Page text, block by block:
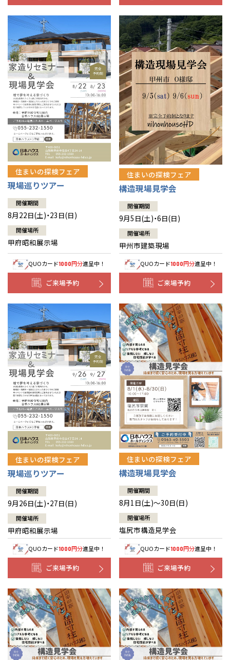
住まいの探検フェア
現場巡りツアー
開催期間
8月22日(土)・23日(日)
開催場所
甲府昭和展示場
QUOカード1000円分進呈中！
ご来場予約
住まいの探検フェア
構造現場見学会
開催期間
9月5日(土)・6日(日)
開催場所
甲州市建築現場
QUOカード1000円分進呈中！
ご来場予約
住まいの探検フェア
現場巡りツアー
開催期間
9月26日(土)・27日(日)
開催場所
甲府昭和展示場
QUOカード1000円分進呈中！
ご来場予約
住まいの探検フェア
構造現場見学会
開催期間
8月1日(土)～30日(日)
開催場所
塩尻市構造見学会
QUOカード1000円分進呈中！
ご来場予約